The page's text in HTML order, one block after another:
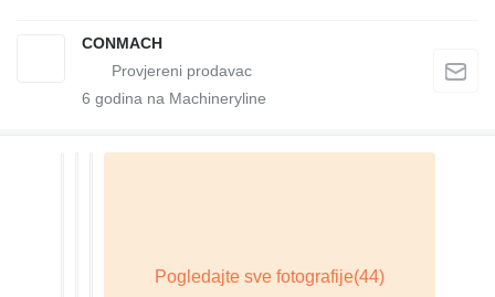
CONMACH
6 godina na Machineryline